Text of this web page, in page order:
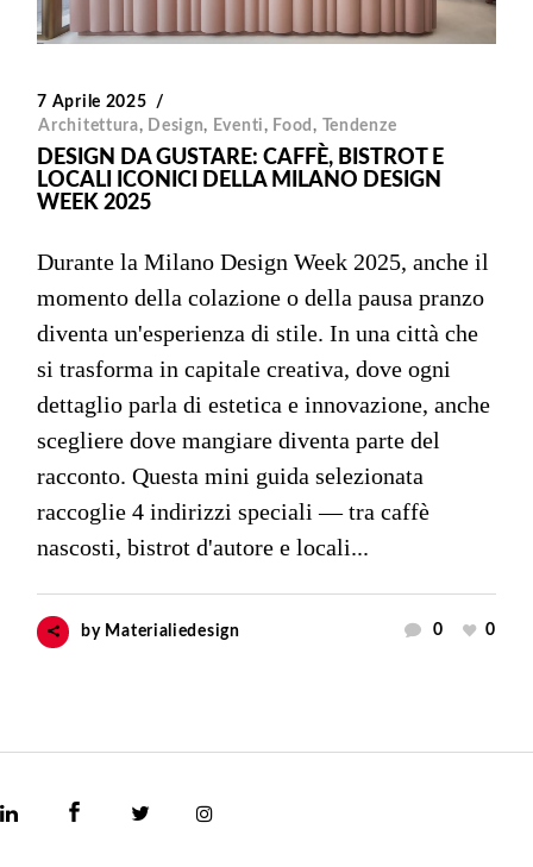
7 Aprile 2025
Architettura, Design, Eventi, Food, Tendenze
DESIGN DA GUSTARE: CAFFÈ, BISTROT E
LOCALI ICONICI DELLA MILANO DESIGN
WEEK 2025
Durante la Milano Design Week 2025, anche il
momento della colazione o della pausa pranzo
diventa un'esperienza di stile. In una città che
si trasforma in capitale creativa, dove ogni
dettaglio parla di estetica e innovazione, anche
scegliere dove mangiare diventa parte del
racconto. Questa mini guida selezionata
raccoglie 4 indirizzi speciali — tra caffè
nascosti, bistrot d'autore e locali...
by Materialiedesign 0 0